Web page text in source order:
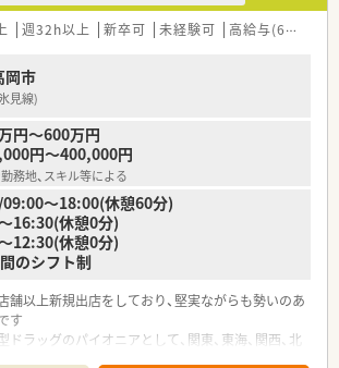
週32h以上 新卒可 未経験可 高給与(600万円以上)
岡市
見線)
円～600万円
円～400,000円
務地、スキル等による
～18:00(休憩60分)
16:30(休憩0分)
12:30(休憩0分)
のシフト制
以上新規出店をしており、堅実ながらも勢いのあ
す
ラッグのパイオニアとして、関東、東海、関西、北